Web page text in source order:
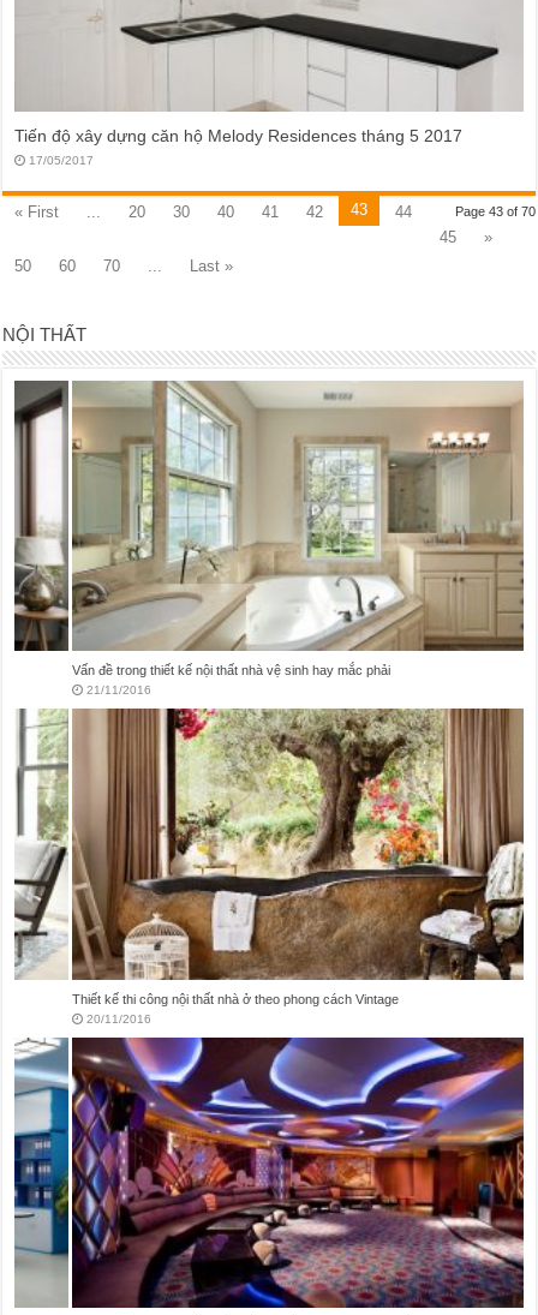
Tiến độ xây dựng căn hộ Melody Residences tháng 5 2017
17/05/2017
Page 43 of 70
« First 20 30 40 41 42 43
44
45
»
50
60 70 Last »
NỘI THẤT
Vấn đề trong thiết kế nội thất nhà vệ sinh hay mắc phải
21/11/2016
Thiết kế thi công nội thất nhà ở theo phong cách Vintage
20/11/2016